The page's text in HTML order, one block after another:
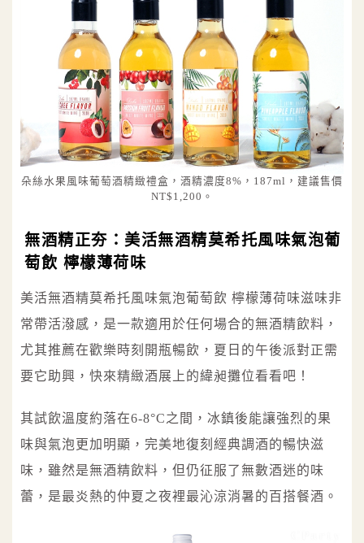
朵絲水果風味葡萄酒精緻禮盒，酒精濃度8%，187ml，建議售價
NT$1,200。
無酒精正夯：美活無酒精莫希托風味氣泡葡
萄飲 檸檬薄荷味
美活無酒精莫希托風味氣泡葡萄飲 檸檬薄荷味滋味非
常帶活潑感，是一款適用於任何場合的無酒精飲料，
尤其推薦在歡樂時刻開瓶暢飲，夏日的午後派對正需
要它助興，快來精緻酒展上的緯昶攤位看看吧！
其試飲溫度約落在6-8°C之間，冰鎮後能讓強烈的果
味與氣泡更加明顯，完美地復刻經典調酒的暢快滋
味，雖然是無酒精飲料，但仍征服了無數酒迷的味
蕾，是最炎熱的仲夏之夜裡最沁涼消暑的百搭餐酒。